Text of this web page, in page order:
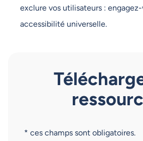
exclure vos utilisateurs :
accessibilité universelle.
* ces champs sont obligatoires.